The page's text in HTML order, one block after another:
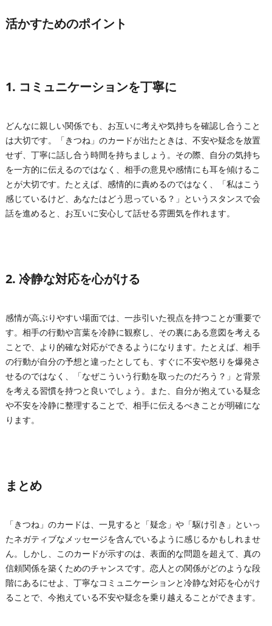
活かすためのポイント
1. コミュニケーションを丁寧に
どんなに親しい関係でも、お互いに考えや気持ちを確認し合うこと
は大切です。「きつね」のカードが出たときは、不安や疑念を放置
せず、丁寧に話し合う時間を持ちましょう。その際、自分の気持ち
を一方的に伝えるのではなく、相手の意見や感情にも耳を傾けるこ
とが大切です。たとえば、感情的に責めるのではなく、「私はこう
感じているけど、あなたはどう思っている？」というスタンスで会
話を進めると、お互いに安心して話せる雰囲気を作れます。
2. 冷静な対応を心がける
感情が高ぶりやすい場面では、一歩引いた視点を持つことが重要で
す。相手の行動や言葉を冷静に観察し、その裏にある意図を考える
ことで、より的確な対応ができるようになります。たとえば、相手
の行動が自分の予想と違ったとしても、すぐに不安や怒りを爆発さ
せるのではなく、「なぜこういう行動を取ったのだろう？」と背景
を考える習慣を持つと良いでしょう。また、自分が抱えている疑念
や不安を冷静に整理することで、相手に伝えるべきことが明確にな
ります。
まとめ
「きつね」のカードは、一見すると「疑念」や「駆け引き」といっ
たネガティブなメッセージを含んでいるように感じるかもしれませ
ん。しかし、このカードが示すのは、表面的な問題を超えて、真の
信頼関係を築くためのチャンスです。恋人との関係がどのような段
階にあるにせよ、丁寧なコミュニケーションと冷静な対応を心がけ
ることで、今抱えている不安や疑念を乗り越えることができます。